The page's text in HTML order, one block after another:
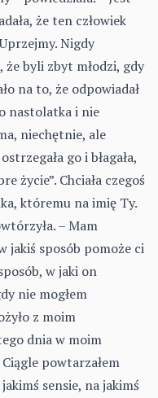
że ten człowiek
Nigdy
byli zbyt młodzi, gdy
na to, że odpowiadał
nastolatka i nie
niechętnie, ale
go i błagała,
życie”. Chciała czegoś
któremu na imię Ty.
– Mam
jakiś sposób pomoże ci
w jaki on
nie mogłem
z moim
dnia w moim
powtarzałem
sensie, na jakimś